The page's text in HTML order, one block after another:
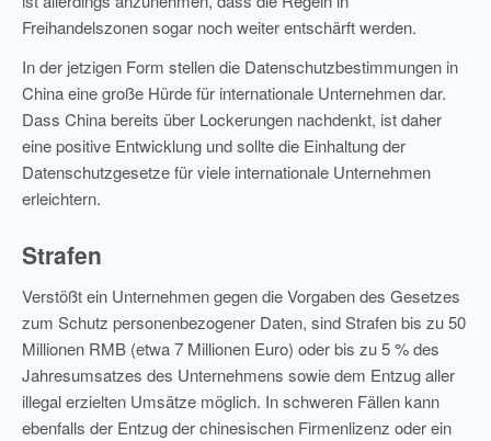
Freihandelszonen sogar noch weiter entschärft werden.
In der jetzigen Form stellen die Datenschutzbestimmungen in
China eine große Hürde für internationale Unternehmen dar.
Dass China bereits über Lockerungen nachdenkt, ist daher
eine positive Entwicklung und sollte die Einhaltung der
Datenschutzgesetze für viele internationale Unternehmen
erleichtern.
Strafen
Verstößt ein Unternehmen gegen die Vorgaben des Gesetzes
zum Schutz personenbezogener Daten, sind Strafen bis zu 50
Millionen RMB (etwa 7 Millionen Euro) oder bis zu 5 % des
Jahresumsatzes des Unternehmens sowie dem Entzug aller
illegal erzielten Umsätze möglich. In schweren Fällen kann
ebenfalls der Entzug der chinesischen Firmenlizenz oder ein